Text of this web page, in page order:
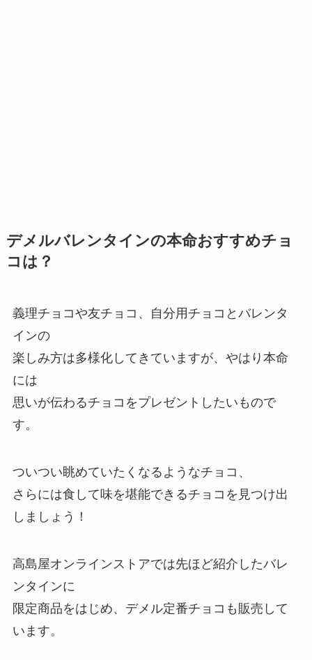
デメルバレンタインの本命おすすめチョ
コは？
義理チョコや友チョコ、自分用チョコとバレンタ
インの
楽しみ方は多様化してきていますが、やはり本命
には
思いが伝わるチョコをプレゼントしたいもので
す。
ついつい眺めていたくなるようなチョコ、
さらには食して味を堪能できるチョコを見つけ出
しましょう！
高島屋オンラインストアでは先ほど紹介したバレ
ンタインに
限定商品をはじめ、デメル定番チョコも販売して
います。